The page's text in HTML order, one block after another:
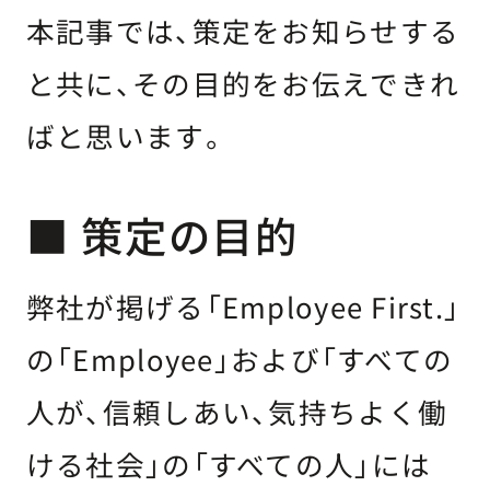
本記事では、策定をお知らせする
と共に、その目的をお伝えできれ
ばと思います。
■ 策定の目的
弊社が掲げる「Employee First.」
の「Employee」および「すべての
人が、信頼しあい、気持ちよく働
ける社会」の「すべての人」には